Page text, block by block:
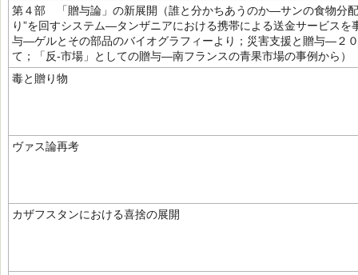
第４部 「贈与論」の新展開（誰と分かちあうのか―サンの食物分
り”を回すシステム―タンザニアにおける携帯による送金サービスを
与―ゲルとその部品のバイオグラフィーより；災害支援と贈与―２
て；「反‐市場」としての贈与―南フランスの青果市場の事例から）
毒と贈り物
ヴァス論再考
カザフスタンにおける喜捨の展開